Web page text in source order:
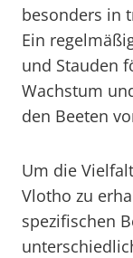
besonders in
Ein
und Stauden
Wachstum
den Beeten
Um die
Vlotho zu
spezifischen